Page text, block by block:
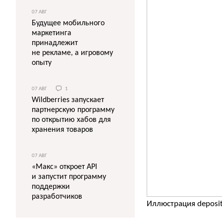
Иллюстрация
07 АВГ
Будущее мобильного
маркетинга
принадлежит
не рекламе, а игровому
опыту
07 АВГ 1
Wildberries запускает
партнерскую программу
по открытию хабов для
хранения товаров
07 АВГ
«Макс» откроет API
и запустит программу
поддержки
разработчиков